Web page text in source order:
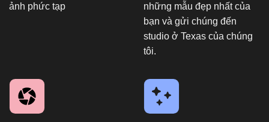
ảnh phức tạp
những mẫu đẹp nhất của
bạn và gửi chúng đến
studio ở Texas của chúng
tôi.